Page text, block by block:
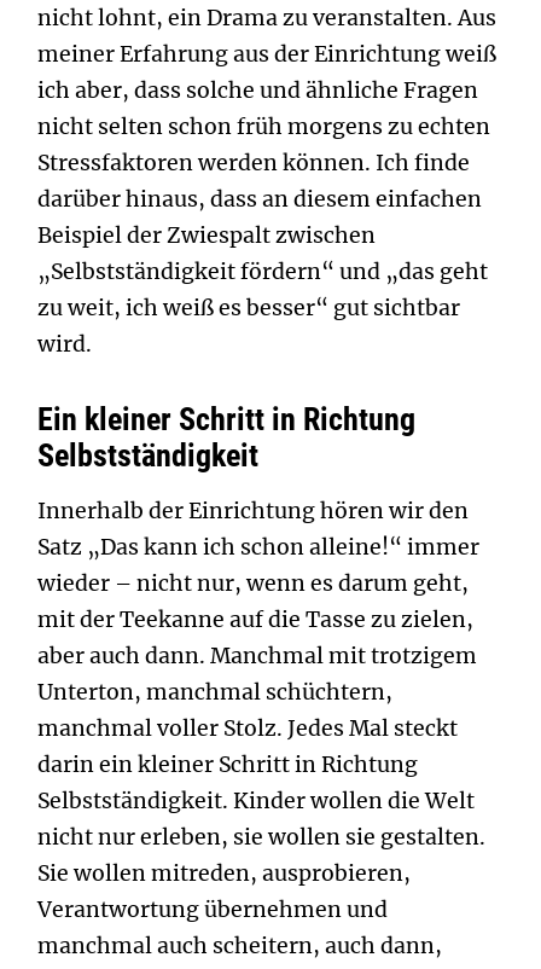
nicht lohnt, ein Drama zu veranstalten. Aus
meiner Erfahrung aus der Einrichtung weiß
ich aber, dass solche und ähnliche Fragen
nicht selten schon früh morgens zu echten
Stressfaktoren werden können. Ich finde
darüber hinaus, dass an diesem einfachen
Beispiel der Zwiespalt zwischen
„Selbstständigkeit fördern“ und „das geht
zu weit, ich weiß es besser“ gut sichtbar
wird.
Ein kleiner Schritt in Richtung
Selbstständigkeit
Innerhalb der Einrichtung hören wir den
Satz „Das kann ich schon alleine!“ immer
wieder – nicht nur, wenn es darum geht,
mit der Teekanne auf die Tasse zu zielen,
aber auch dann. Manchmal mit trotzigem
Unterton, manchmal schüchtern,
manchmal voller Stolz. Jedes Mal steckt
darin ein kleiner Schritt in Richtung
Selbstständigkeit. Kinder wollen die Welt
nicht nur erleben, sie wollen sie gestalten.
Sie wollen mitreden, ausprobieren,
Verantwortung übernehmen und
manchmal auch scheitern, auch dann,